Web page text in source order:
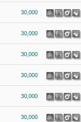
30,000
30,000
30,000
30,000
30,000
30,000